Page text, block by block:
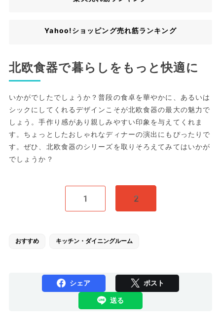
Yahoo!ショッピング売れ筋ランキング
北欧食器で暮らしをもっと快適に
いかがでしたでしょうか？普段の食卓を華やかに、あるいは
シックにしてくれるデザインこそが北欧食器の最大の魅力で
しょう。手作り感があり親しみやすい印象を与えてくれま
す。ちょっとしたおしゃれなディナーの演出にもぴったりで
す。ぜひ、北欧食器のシリーズを取りそろえてみてはいかが
でしょうか？
1 2
おすすめ キッチン・ダイニングルーム
シェア ポスト
送る